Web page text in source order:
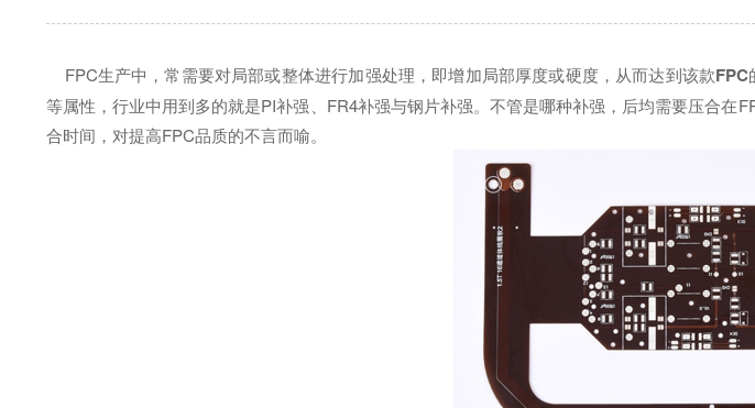
FPC生产中，常需要对局部或整体进行加强处理，即增加局部厚度或硬度，从而达到该款FPC
等属性，行业中用到多的就是PI补强、FR4补强与钢片补强。不管是哪种补强，后均需要压合
合时间，对提高FPC品质的不言而喻。